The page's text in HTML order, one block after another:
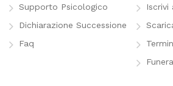
Supporto Psicologico
Dichiarazione Successione
Faq
Iscrivi